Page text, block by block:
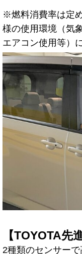
※燃料消費率は定
様の使用環境（気
エアコン使用等）
【TOYOTA先
2種類のセンサー